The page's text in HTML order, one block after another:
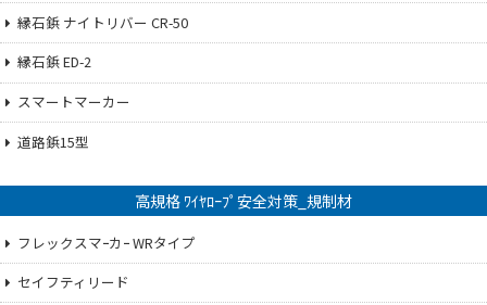
縁石鋲 ナイトリバー CR-50
縁石鋲 ED-2
スマートマーカー
道路鋲15型
高規格 ﾜｲﾔﾛｰﾌﾟ安全対策_規制材
フレックスマｰカｰ WRタイプ
セイフティリード